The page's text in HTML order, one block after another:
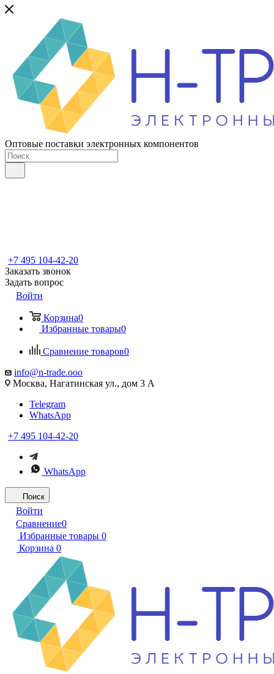
Оптовые поставки электронных компонентов
+7 495 104-42-20
Заказать звонок
Задать вопрос
Войти
Корзина0
Избранные товары0
Сравнение товаров0
info@n-trade.ooo
Москва, Нагатинская ул., дом 3 А
Telegram
WhatsApp
+7 495 104-42-20
WhatsApp
Поиск
Войти
Сравнение0
Избранные товары 0
Корзина 0